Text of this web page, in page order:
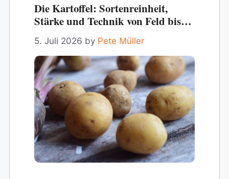
Die Kartoffel: Sortenreinheit,
Stärke und Technik von Feld bis
Fritteuse
5. Juli 2026 by Pete Müller